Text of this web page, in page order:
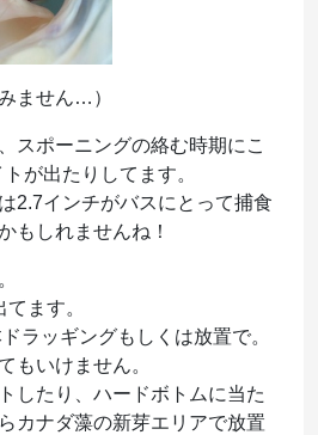
ません…）
スポーニングの絡む時期にこ
が出たりしてます。
2.7インチがバスにとって捕食
もしれませんね！
ます。
ラッギングもしくは放置で。
もいけません。
したり、ハードボトムに当た
カナダ藻の新芽エリアで放置